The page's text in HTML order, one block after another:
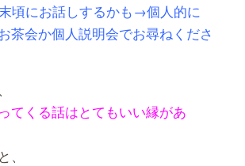
末頃にお話しするかも→個人的に
茶会か個人説明会でお尋ねくださ
てくる話はとてもいい縁があ